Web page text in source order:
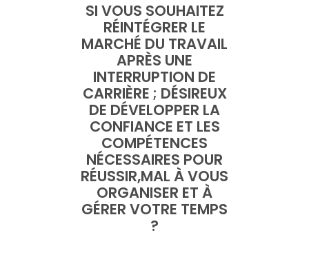
SI VOUS SOUHAITEZ
RÉINTÉGRER LE
MARCHÉ DU TRAVAIL
APRÈS UNE
INTERRUPTION DE
CARRIÈRE ; DÉSIREUX
DE DÉVELOPPER LA
CONFIANCE ET LES
COMPÉTENCES
NÉCESSAIRES POUR
RÉUSSIR,MAL À VOUS
ORGANISER ET À
GÉRER VOTRE TEMPS
?